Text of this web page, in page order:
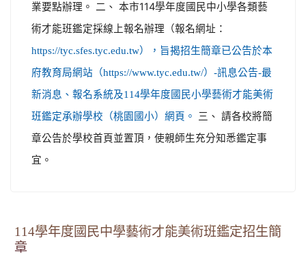
業要點辦理。 二、 本市114學年度國民中小學各類藝
術才能班鑑定採線上報名辦理（報名網址：
https://tyc.sfes.tyc.edu.tw），旨揭招生簡章已公告於本
府教育局網站（https://www.tyc.edu.tw/）-訊息公告-最
新消息、報名系統及114學年度國民小學藝術才能美術
班鑑定承辦學校（桃園國小）網頁。
三、 請各校將簡
章公告於學校首頁並置頂，使親師生充分知悉鑑定事
宜。
114學年度國民中學藝術才能美術班鑑定招生簡
章